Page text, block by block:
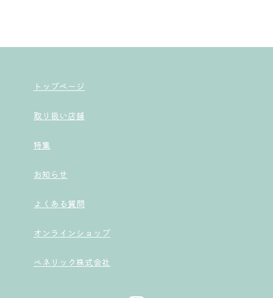
トップページ
取り扱い店舗
特集
お知らせ
よくある質問
オンラインショップ
ベネリック株式会社